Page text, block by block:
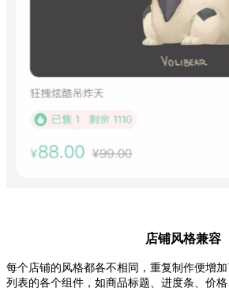
店铺风格兼容
每个店铺的风格都各不相同，重复制作便增
列表的各个组件，如商品标题、进度条、价